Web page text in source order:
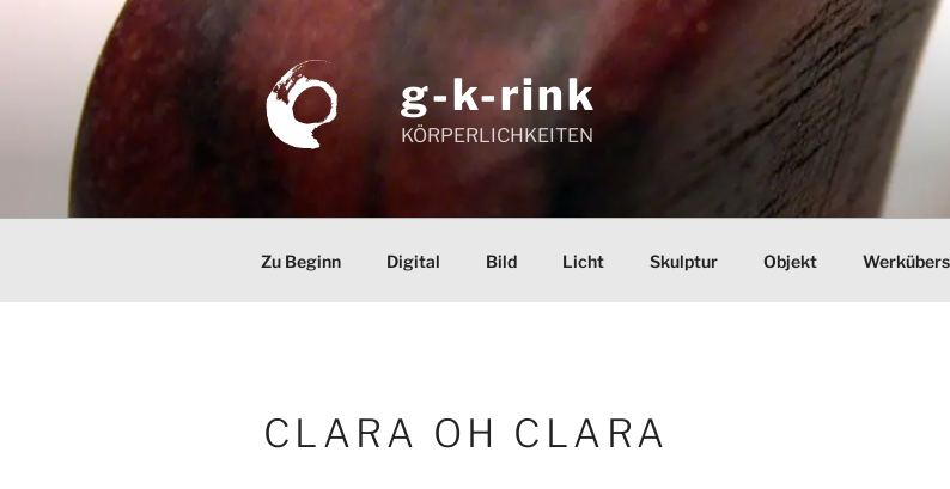
g-k-rink
KÖRPERLICHKEITEN
Zu Beginn Digital Bild Licht Skulptur Objekt
CLARA OH CLARA